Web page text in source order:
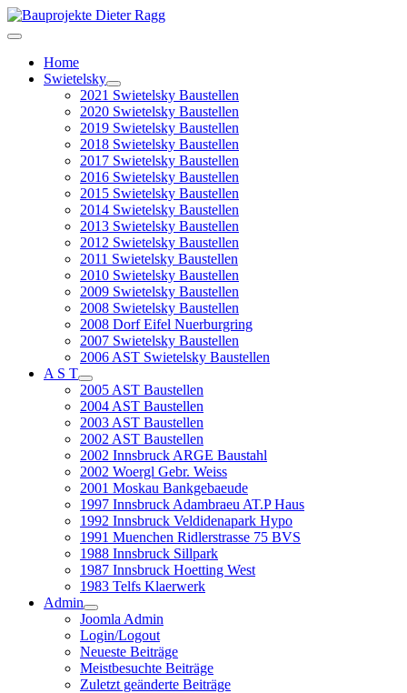
Home
Swietelsky
2021 Swietelsky Baustellen
2020 Swietelsky Baustellen
2019 Swietelsky Baustellen
2018 Swietelsky Baustellen
2017 Swietelsky Baustellen
2016 Swietelsky Baustellen
2015 Swietelsky Baustellen
2014 Swietelsky Baustellen
2013 Swietelsky Baustellen
2012 Swietelsky Baustellen
2011 Swietelsky Baustellen
2010 Swietelsky Baustellen
2009 Swietelsky Baustellen
2008 Swietelsky Baustellen
2008 Dorf Eifel Nuerburgring
2007 Swietelsky Baustellen
2006 AST Swietelsky Baustellen
A S T
2005 AST Baustellen
2004 AST Baustellen
2003 AST Baustellen
2002 AST Baustellen
2002 Innsbruck ARGE Baustahl
2002 Woergl Gebr. Weiss
2001 Moskau Bankgebaeude
1997 Innsbruck Adambraeu AT.P Haus
1992 Innsbruck Veldidenapark Hypo
1991 Muenchen Ridlerstrasse 75 BVS
1988 Innsbruck Sillpark
1987 Innsbruck Hoetting West
1983 Telfs Klaerwerk
Admin
Joomla Admin
Login/Logout
Neueste Beiträge
Meistbesuchte Beiträge
Zuletzt geänderte Beiträge